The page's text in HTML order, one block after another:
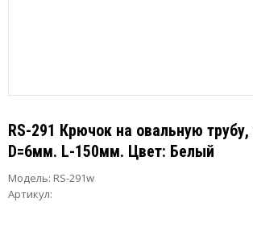
RS-291 Крючок на овальную
D=6мм. L-150мм. Цвет: Белый
Модель: RS-291w
Артикул: